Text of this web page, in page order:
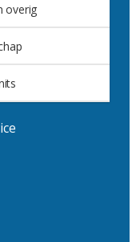
overig